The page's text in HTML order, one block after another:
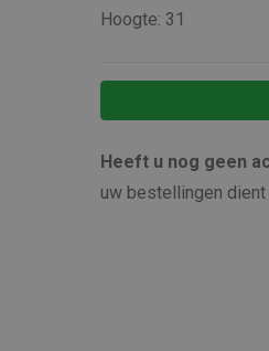
Hoogte: 31
Heeft u nog geen
uw bestellingen